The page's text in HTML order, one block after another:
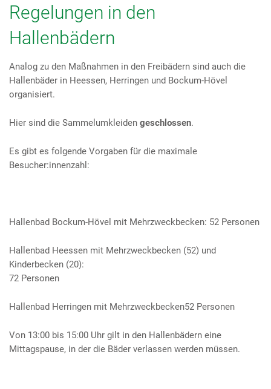
Regelungen in den
Hallenbädern
Analog zu den Maßnahmen in den Freibädern sind auch die
Hallenbäder in Heessen, Herringen und Bockum-Hövel
organisiert.
Hier sind die Sammelumkleiden geschlossen.
Es gibt es folgende Vorgaben für die maximale
Besucher:innenzahl:
Hallenbad Bockum-Hövel mit Mehrzweckbecken: 52 Personen
Hallenbad Heessen mit Mehrzweckbecken (52) und
Kinderbecken (20):
72 Personen
Hallenbad Herringen mit Mehrzweckbecken52 Personen
Von 13:00 bis 15:00 Uhr gilt in den Hallenbädern eine
Mittagspause, in der die Bäder verlassen werden müssen.